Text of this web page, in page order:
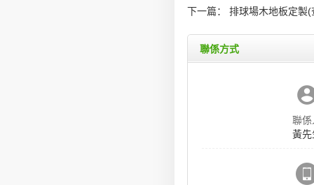
下一篇：
排球場木地板定製
聯係方式
聯係
黃先